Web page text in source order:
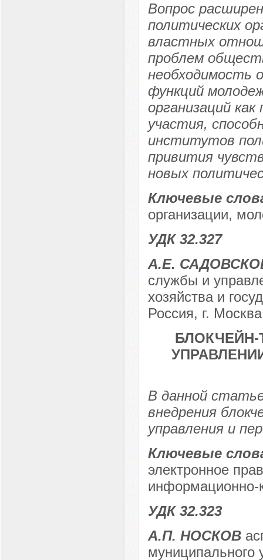
Вопрос
политических
властных
проблем
необходимость
функций
организаций
участия,
институтов
привития
новых
Ключевые
организации,
УДК 32.327
А.Е.
службы и
хозяйства и
Россия, г. Москва
В данной
внедрения
управления и
Ключевые
электронное
информационно-
УДК 32.323
А.П. НОСКОВ
муниципального